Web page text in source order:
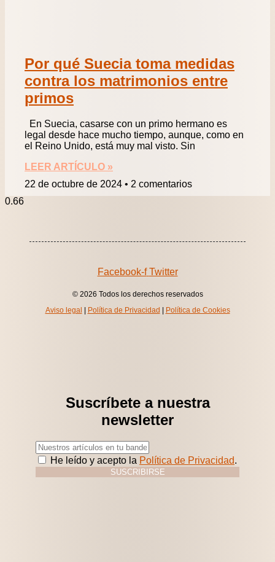
Por qué Suecia toma medidas
contra los matrimonios entre
primos
En Suecia, casarse con un primo hermano es
legal desde hace mucho tiempo, aunque, como en
el Reino Unido, está muy mal visto. Sin
LEER ARTÍCULO »
22 de octubre de 2024
2 comentarios
Facebook-f Twitter
© 2026 Todos los derechos reservados
Aviso legal
Política de Privacidad Política de Cookies
Suscríbete a nuestra
newsletter
He leído y acepto la Política de Privacidad.